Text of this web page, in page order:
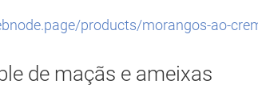
products/morangos-ao-
de maçãs e ameixas